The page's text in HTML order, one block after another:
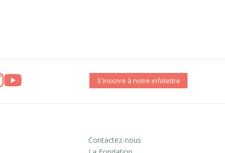
S'inscrire à notre infolettre
Contactez-nous